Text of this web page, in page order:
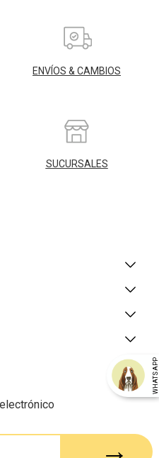
ENVÍOS & CAMBIOS
SUCURSALES
WHATSAPP